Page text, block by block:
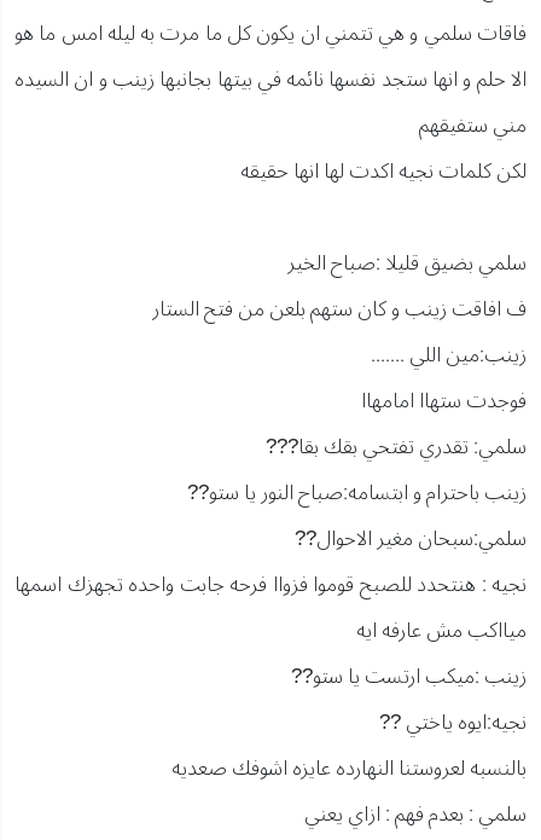
فاقات سلمي و هي تتمني ان يكون كل ما مرت به ليله امس ما هو
الا حلم و انها ستجد نفسها نائمه في بيتها بجانبها زينب و ان السيده
مني ستفيقهم
لكن كلمات نجيه اكدت لها انها حقيقه
سلمي بضيق قليلا :صباح الخير
ف افاقت زينب و كان ستهم بلعن من فتح الستار
زينب:مين اللي .......
فوجدت ستهاا امامهاا
سلمي: تقدري تفتحي بقك بقا???
زينب باحترام و ابتسامه:صباح النور يا ستو??
سلمي:سبحان مغير الاحوال??
نجيه : هنتحدد للصبح قوموا فزواا فرحه جابت واحده تجهزك اسمها
ميااكب مش عارفه ايه
زينب :ميكب ارتست يا ستو??
نجيه:ايوه ياختي ??
بالنسبه لعروستنا النهارده عايزه اشوفك صعديه
سلمي : بعدم فهم : ازاي يعني